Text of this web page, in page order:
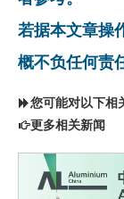
若据本文章操
概不负任何责
您可能对以下相关新闻同样
更多相关新闻